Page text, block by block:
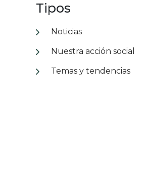
Tipos
Noticias
Nuestra acción social
Temas y tendencias